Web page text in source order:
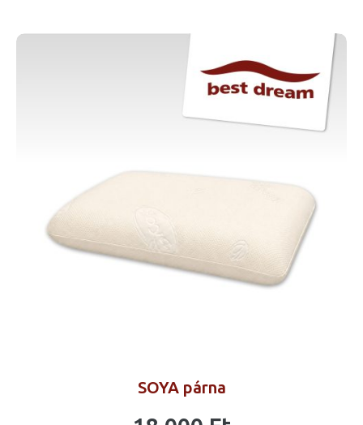
SOYA párna